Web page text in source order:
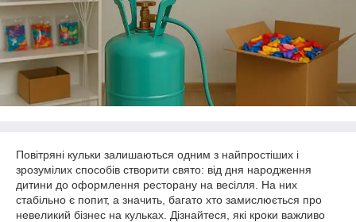
Повітряні кульки залишаються одним з найпростіших і
зрозумілих способів створити свято: від дня народження
дитини до оформлення ресторану на весілля. На них
стабільно є попит, а значить, багато хто замислюється про
невеликий бізнес на кульках. Дізнайтеся, які кроки важливо